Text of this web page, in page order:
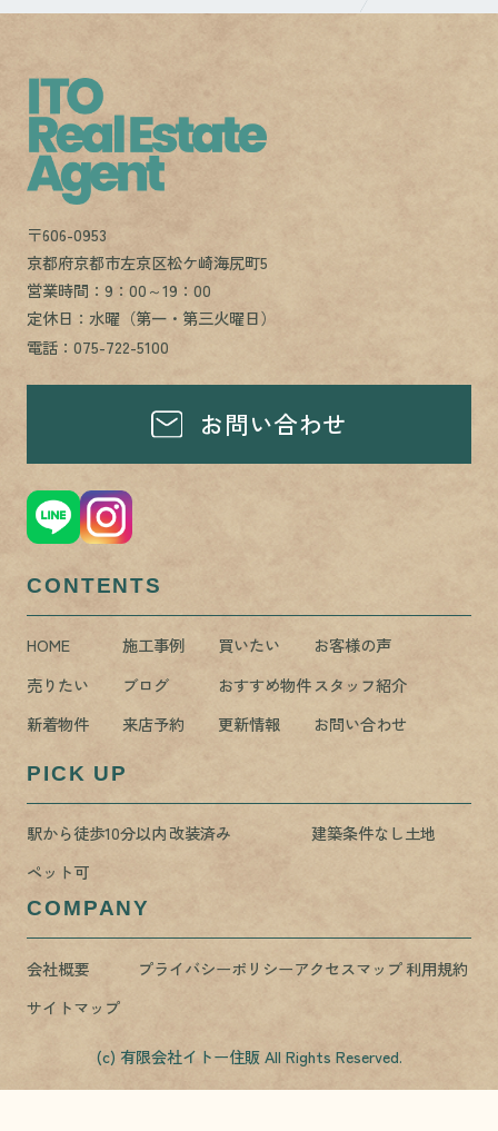
〒606-0953
京都府京都市左京区松ケ崎海尻町5
営業時間：9：00～19：00
定休日：水曜（第一・第三火曜日）
電話：075-722-5100
お問い合わせ
CONTENTS
HOME 施工事例 買いたい
お客様の声
売りたい
ブログ おすすめ物件スタッフ紹介
新着物件
来店予約 更新情報 お問い合わせ
PICK UP
駅から徒歩10分以内改装済み
建築条件なし土地
ペット可
COMPANY
会社概要 プライバシーポリシーアクセスマップ利用規約
サイトマップ
(c) 有限会社イトー住販 All Rights Reserved.